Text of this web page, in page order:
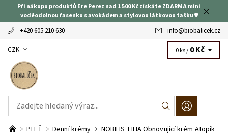
Při nákupu produktů Ere Perez nad 1 500 Kč získáte ZDARMA mini
voděodolnou řasenku s avokádem a stylovou látkovou tašku ♥
+420 605 210 630 info@biobalicek.cz
CZK 0 ks / 0 Kč
PLEŤ Denní krémy
NOBILIS TILIA Obnovující krém Atopik